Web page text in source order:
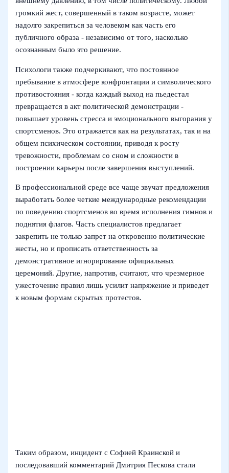
громкий жест, совершенный в таком возрасте, может
надолго закрепиться за человеком как часть его
публичного образа - независимо от того, насколько
осознанным было это решение.
Психологи также подчеркивают, что постоянное
пребывание в атмосфере конфронтации и символического
противостояния - когда каждый выход на пьедестал
превращается в акт политической демонстрации -
повышает уровень стресса и эмоционального выгорания у
спортсменов. Это отражается как на результатах, так и на
общем психическом состоянии, приводя к росту
тревожности, проблемам со сном и сложности в
построении карьеры после завершения выступлений.
В профессиональной среде все чаще звучат предложения
выработать более четкие международные рекомендации
по поведению спортсменов во время исполнения гимнов и
поднятия флагов. Часть специалистов предлагает
закрепить не только запрет на откровенно политические
жесты, но и прописать ответственность за
демонстративное игнорирование официальных
церемоний. Другие, напротив, считают, что чрезмерное
ужесточение правил лишь усилит напряжение и приведет
к новым формам скрытых протестов.
Таким образом, инцидент с Софией Краинской и
последовавший комментарий Дмитрия Пескова стали